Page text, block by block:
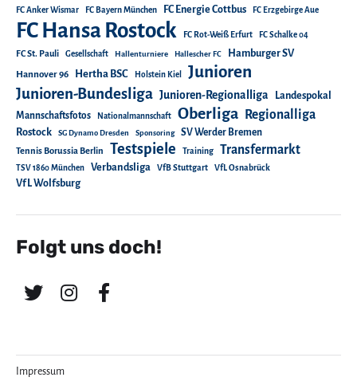
FC Anker Wismar FC Bayern München FC Energie Cottbus FC Erzgebirge Aue
FC Hansa Rostock FC Rot-Weiß Erfurt FC Schalke 04
FC St. Pauli Gesellschaft Hallenturniere Hallescher FC Hamburger SV
Hannover 96 Hertha BSC Holstein Kiel Junioren
Junioren-Bundesliga Junioren-Regionalliga
Landespokal
Mannschaftsfotos
Nationalmannschaft Oberliga Regionalliga
Rostock SG Dynamo Dresden Sponsoring SV Werder Bremen
Tennis Borussia Berlin Testspiele Training Transfermarkt
TSV 1860 München Verbandsliga VfB Stuttgart VfL Osnabrück
VfL Wolfsburg
Folgt uns doch!
Impressum